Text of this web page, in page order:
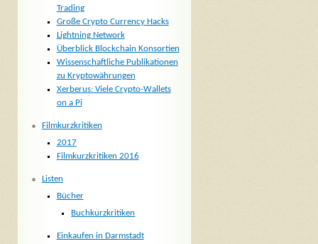
Trading
Große Crypto Currency Hacks
Lightning Network
Überblick Blockchain Konsortien
Wissenschaftliche Publikationen
zu Kryptowährungen
Xerberus: Viele Crypto-Wallets
on a Pi
Filmkurzkritiken
2017
Filmkurzkritiken 2016
Listen
Bücher
Buchkurzkritiken
Einkaufen in Darmstadt